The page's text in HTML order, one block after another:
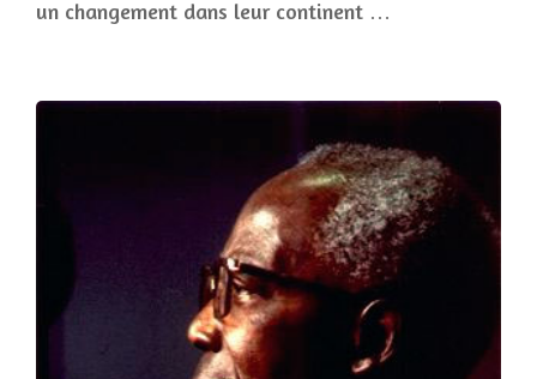
un changement dans leur continent …